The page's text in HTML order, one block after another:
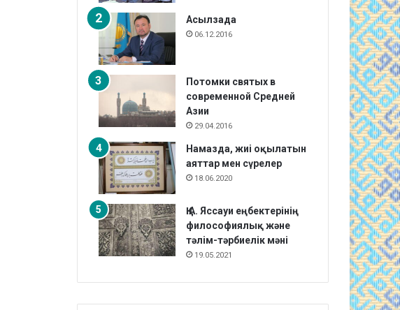
Асылзада
06.12.2016
Потомки святых в
современной Средней
Азии
29.04.2016
Намазда, жиі оқылатын
аяттар мен сүрелер
18.06.2020
Қ.А. Яссауи еңбектерінің
философиялық және
тәлім-тәрбиелік мәні
19.05.2021